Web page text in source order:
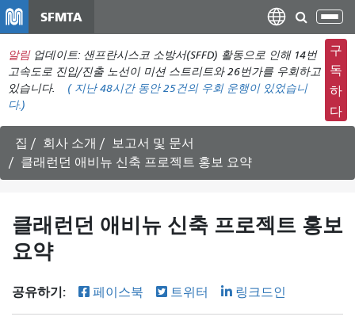
컨
텐
츠
건
너
뛰
기
SFMTA
탐
색
메
뉴
전
환
알림 업데이트: 샌프란시스코 소방서(SFFD) 활동으로 인해 14번
고속도로 진입/진출 노선이 미션 스트리트와 26번가를 우회하고
있습니다.
( 지난 48시간 동안25건의 우회 운행이 있었습니
다.)
구
독
하
다
집 회사 소개
보고서 및 문서
클래런던 애비뉴 신축 프로젝트 홍보 요약
클래런던 애비뉴 신축 프로젝트 홍보
요약
공유하기: 페이스북 트위터 링크드인